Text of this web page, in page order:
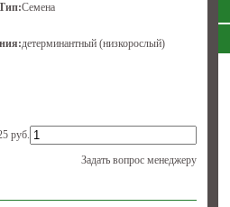
Семена
детерминантный (низкорослый)
руб.
Задать вопрос менеджеру